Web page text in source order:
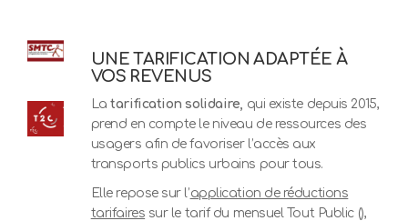
UNE TARIFICATION ADAPTÉE À
VOS REVENUS
La tarification solidaire, qui existe depuis 2015,
prend en compte le niveau de ressources des
usagers afin de favoriser l’accès aux
transports publics urbains pour tous.
Elle repose sur l’application de réductions
tarifaires sur le tarif du mensuel Tout Public (),